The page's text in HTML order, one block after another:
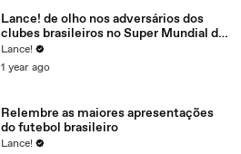
Lance! de olho nos adversários dos
clubes brasileiros no Super Mundial de
Clubes da Fifa - Episódio 1
Lance!
1 year ago
Relembre as maiores apresentações
do futebol brasileiro
Lance!